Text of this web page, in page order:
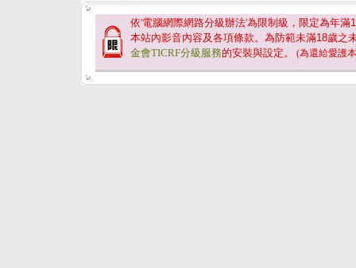
依'電腦網際網路分級辦法'為限制級，限定為年滿
本站內影音內容及各項條款。為防範未滿18歲之
金會TICRF分級服務的安裝與設定。 (為還給愛護